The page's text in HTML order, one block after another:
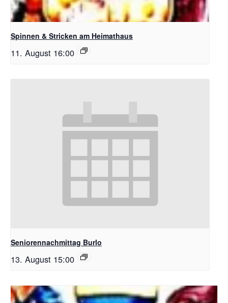
Spinnen & Stricken am Heimathaus
11. August 16:00
Seniorennachmittag Burlo
13. August 15:00